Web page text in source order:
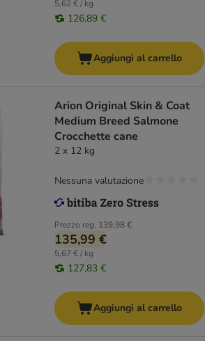
5,62 € / kg
126,89 €
Aggiungi al carrello
Arion Original Skin & Coat
Medium Breed Salmone
Crocchette cane
2 x 12 kg
Prezzo reg. 139,98 €
135,99 €
5,67 € / kg
127,83 €
Nessuna valutazione
Aggiungi al carrello